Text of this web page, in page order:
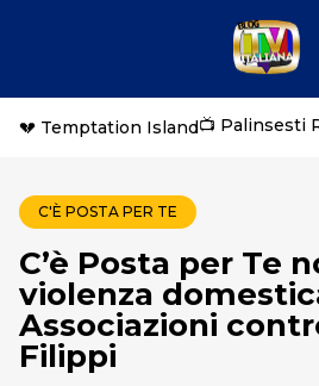
💔 Temptation Island📺 Palinsesti
C'È POSTA PER TE
C’è Posta per Te
violenza
Associazioni
Filippi